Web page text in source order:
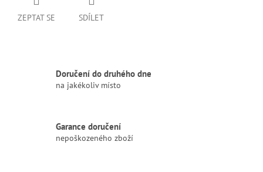
ZEPTAT SE SDÍLET
Doručení do druhého dne
na jakékoliv místo
Garance doručení
nepoškozeného zboží